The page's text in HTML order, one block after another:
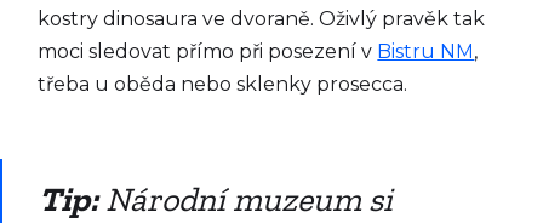
kostry dinosaura ve dvoraně. Oživlý pravěk tak
moci sledovat přímo při posezení v Bistru NM ,
třeba u oběda nebo sklenky prosecca.
Tip:Národní muzeum si